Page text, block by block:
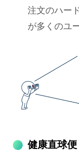
注文のハー
が多くのユ
健康直球